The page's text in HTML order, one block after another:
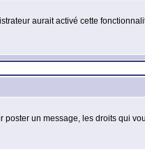
aurait activé cette
un message, les droits qui